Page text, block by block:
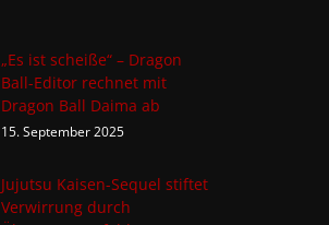
„Es ist scheiße“ – Dragon
Ball-Editor rechnet mit
Dragon Ball Daima ab
15. September 2025
Jujutsu Kaisen-Sequel stiftet
Verwirrung durch